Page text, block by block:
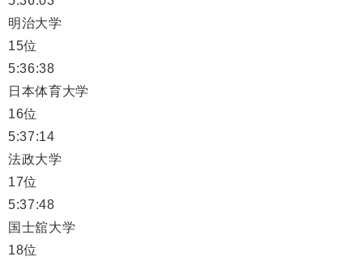
明治大学
15位
5:36:38
日本体育大学
16位
5:37:14
法政大学
17位
5:37:48
国士舘大学
18位